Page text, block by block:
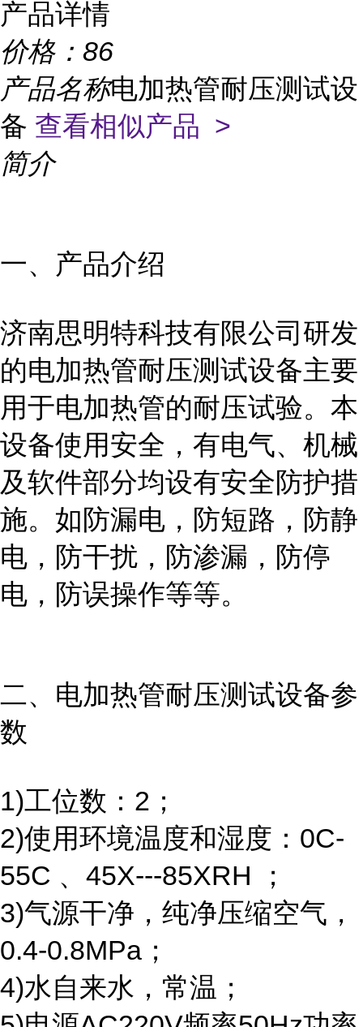
产品详情
价格： 86
产品名称电加热管耐压测试设
备 查看相似产品 >
简介
一、产品介绍
济南思明特科技有限公司研发
的电加热管耐压测试设备主要
用于电加热管的耐压试验。本
设备使用安全，有电气、机械
及软件部分均设有安全防护措
施。如防漏电，防短路，防静
电，防干扰，防渗漏，防停
电，防误操作等等。
二、 电加热管耐压测试设备参
数
1)工位数：2；
2)使用环境温度和湿度：0C-
55C 、45X---85XRH ；
3)气源干净，纯净压缩空气，
0.4-0.8MPa；
4)水自来水，常温；